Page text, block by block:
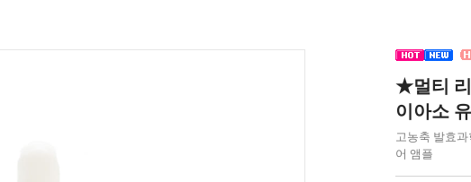
★멀티
이아소
고농축 발효
어 앰플